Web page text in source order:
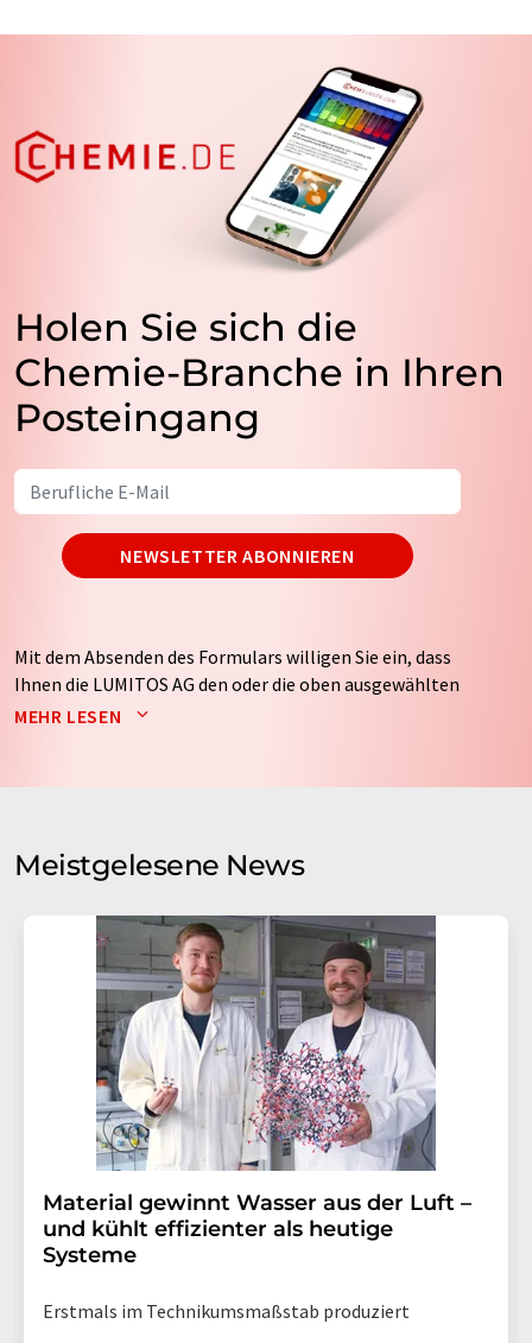
Holen Sie sich die
Chemie-Branche in Ihren
Posteingang
NEWSLETTER ABONNIEREN
Mit dem Absenden des Formulars willigen Sie ein, dass
Ihnen die LUMITOS AG den oder die oben ausgewählten
Newsletter per E-Mail zusendet. Ihre Daten werden
auf Basis unserer
. LUMITOS darf
Meinungsforschung per E-Mail kontaktieren. Ihre
Einwilligung können Sie jederzeit ohne Angabe von
Str. 2, 12489 Berlin oder per E-Mail unter
widerruf@lumitos.commit Wirkung für die Zukunft
widerrufen. Zudem ist in jeder E-Mail ein Link zur
Abbestellung des entsprechenden Newsletters
enthalten.
MEHR LESEN
Meistgelesene News
Material gewinnt Wasser aus der Luft –
und kühlt effizienter als heutige
Systeme
Erstmals im Technikumsmaßstab produziert